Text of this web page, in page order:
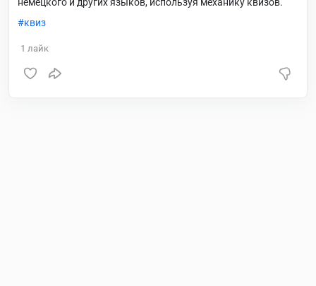
квиз
1 лайк